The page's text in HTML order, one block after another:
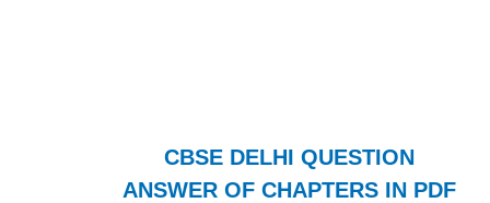
CBSE DELHI QUESTION
ANSWER OF CHAPTERS IN PDF